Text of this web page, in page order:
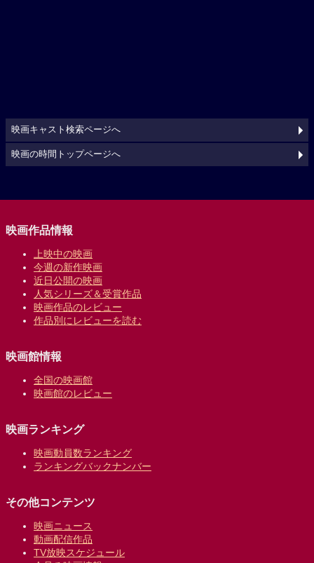
映画キャスト検索ページへ
映画の時間トップページへ
映画作品情報
上映中の映画
今週の新作映画
近日公開の映画
人気シリーズ＆受賞作品
映画作品のレビュー
作品別にレビューを読む
映画館情報
全国の映画館
映画館のレビュー
映画ランキング
映画動員数ランキング
ランキングバックナンバー
その他コンテンツ
映画ニュース
動画配信作品
TV放映スケジュール